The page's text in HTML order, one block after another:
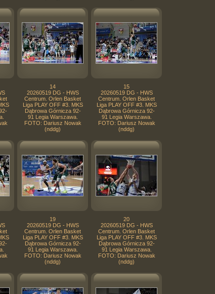
14
20260519 DG - HWS
Centrum. Orlen Basket
Liga PLAY OFF #3. MKS
Dąbrowa Górnicza 92-
91 Legia Warszawa.
FOTO: Dariusz Nowak
(nddg)
15
20260519 DG - HWS
Centrum. Orlen Basket
Liga PLAY OFF #3. MKS
Dąbrowa Górnicza 92-
91 Legia Warszawa.
FOTO: Dariusz Nowak
(nddg)
19
20260519 DG - HWS
Centrum. Orlen Basket
Liga PLAY OFF #3. MKS
Dąbrowa Górnicza 92-
91 Legia Warszawa.
FOTO: Dariusz Nowak
(nddg)
20
20260519 DG - HWS
Centrum. Orlen Basket
Liga PLAY OFF #3. MKS
Dąbrowa Górnicza 92-
91 Legia Warszawa.
FOTO: Dariusz Nowak
(nddg)